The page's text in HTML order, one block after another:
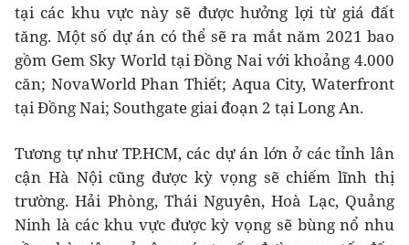
tại các khu vực này sẽ được hưởng lợi từ giá đất
tăng. Một số dự án có thể sẽ ra mắt năm 2021 bao
gồm Gem Sky World tại Đồng Nai với khoảng 4.000
căn; NovaWorld Phan Thiết; Aqua City, Waterfront
tại Đồng Nai; Southgate giai đoạn 2 tại Long An.
Tương tự như TP.HCM, các dự án lớn ở các tỉnh lân
cận Hà Nội cũng được kỳ vọng sẽ chiếm lĩnh thị
trường. Hải Phòng, Thái Nguyên, Hoà Lạc, Quảng
Ninh là các khu vực được kỳ vọng sẽ bùng nổ nhu